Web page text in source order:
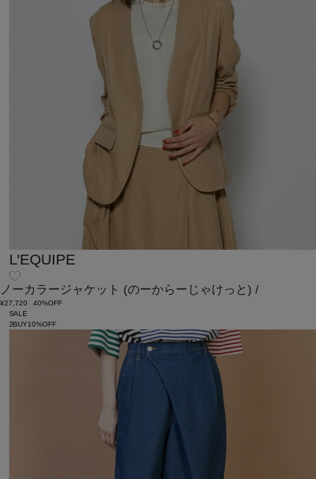
L'EQUIPE
ノーカラージャケット (のーからーじゃけっと) /
¥27,720
40%OFF
SALE
2BUY10%OFF